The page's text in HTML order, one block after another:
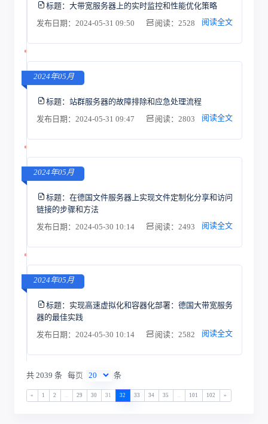
标题： 大带宽服务器上的实时监控和性能优化策略
发布日期：2024-05-31 09:50
阅读：2528 阅读全文
2024年05月
标题： 站群服务器的故障排除和应急处理流程
发布日期：2024-05-31 09:47
阅读：2803 阅读全文
2024年05月
标题： 在德国文件服务器上实现文件定制化分享和访问
链接的步骤和方法
发布日期：2024-05-30 10:14
阅读：2493 阅读全文
2024年05月
标题： 实现高速虚拟化和容器化部署：德国大带宽服务
器的最佳实践
发布日期：2024-05-30 10:14
阅读：2582 阅读全文
共 2039 条 每页 条
« 1 2 29 30 31 32 33 34 35 101 102 »